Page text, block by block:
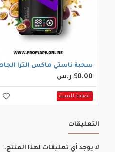
سحبة ناستي ماكس الترا الجاهزة (40000 سحبة)
90.00 ر.س
اضافة للسلة
التعليقات
لا يوجد أي تعليقات لهذا المنتج.